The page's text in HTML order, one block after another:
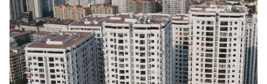
Sản phẩm khác
Tiện ích Bạn cần biết